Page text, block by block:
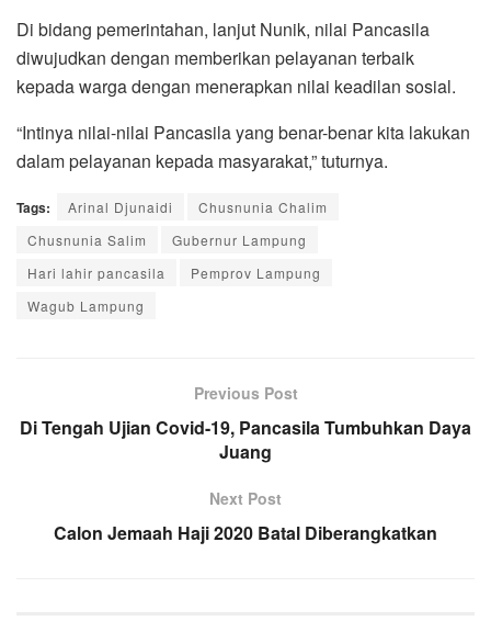
Di bidang pemerintahan, lanjut Nunik, nilai Pancasila
diwujudkan dengan memberikan pelayanan terbaik
kepada warga dengan menerapkan nilai keadilan sosial.
“Intinya nilai-nilai Pancasila yang benar-benar kita lakukan
dalam pelayanan kepada masyarakat,” tuturnya.
Tags: Arinal Djunaidi
Chusnunia Chalim
Chusnunia Salim
Gubernur Lampung
Hari lahir pancasila
Pemprov Lampung
Wagub Lampung
Previous Post
Di Tengah Ujian Covid-19, Pancasila Tumbuhkan Daya
Juang
Next Post
Calon Jemaah Haji 2020 Batal Diberangkatkan